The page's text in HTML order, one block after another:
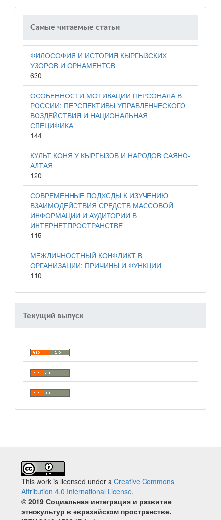
Самые читаемые статьи
ФИЛОСОФИЯ И ИСТОРИЯ КЫРГЫЗСКИХ
УЗОРОВ И ОРНАМЕНТОВ
630
ОСОБЕННОСТИ МОТИВАЦИИ ПЕРСОНАЛА В
РОССИИ: ПЕРСПЕКТИВЫ УПРАВЛЕНЧЕСКОГО
ВОЗДЕЙСТВИЯ И НАЦИОНАЛЬНАЯ
СПЕЦИФИКА
144
КУЛЬТ КОНЯ У КЫРГЫЗОВ И НАРОДОВ САЯНО-
АЛТАЯ
120
СОВРЕМЕННЫЕ ПОДХОДЫ К ИЗУЧЕНИЮ
ВЗАИМОДЕЙСТВИЯ СРЕДСТВ МАССОВОЙ
ИНФОРМАЦИИ И АУДИТОРИИ В
ИНТЕРНЕТПРОСТРАНСТВЕ
115
МЕЖЛИЧНОСТНЫЙ КОНФЛИКТ В
ОРГАНИЗАЦИИ: ПРИЧИНЫ И ФУНКЦИИ
110
Текущий выпуск
This work is licensed under a Creative Commons
Attribution 4.0 International License.
© 2019 Социальная интеграция и развитие
этнокультур в евразийском пространстве.